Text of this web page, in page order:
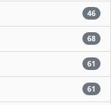
46
68
61
61